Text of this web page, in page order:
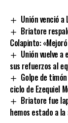
Unión venció
Briatore
Colapinto:
Unión vuelve
sus refuerzos al
Golpe de
ciclo de Ezequiel
Briatore fue
hemos estado a